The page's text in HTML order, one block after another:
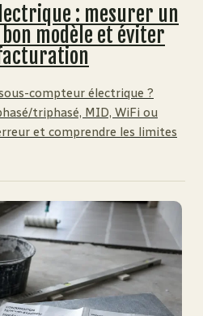
: mesurer un
modèle et éviter
compteur électrique ?
triphasé, MID, WiFi ou
et comprendre les limites